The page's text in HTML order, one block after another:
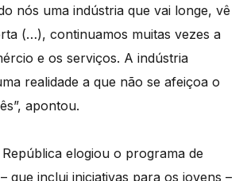
nós uma indústria que vai longe, vê
(…), continuamos muitas vezes a
e os serviços. A indústria
realidade a que não se afeiçoa o
apontou.
elogiou o programa de
que inclui iniciativas para os jovens –